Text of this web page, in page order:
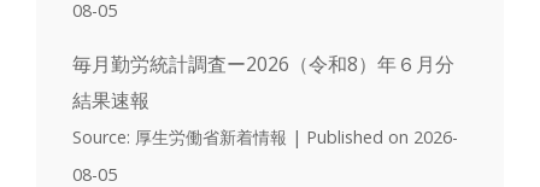
08-05
毎月勤労統計調査ー2026（令和8）年６月分
結果速報
Source: 厚生労働省新着情報
Published on 2026-
08-05